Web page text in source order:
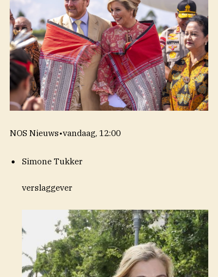
NOS Nieuws•vandaag, 12:00
Simone Tukker
verslaggever